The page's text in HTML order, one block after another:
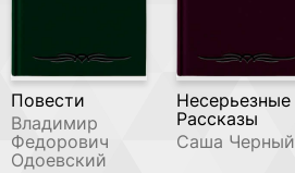
Повести
Владимир
Федорович
Одоевский
Несерьезные
Рассказы
Саша Черный